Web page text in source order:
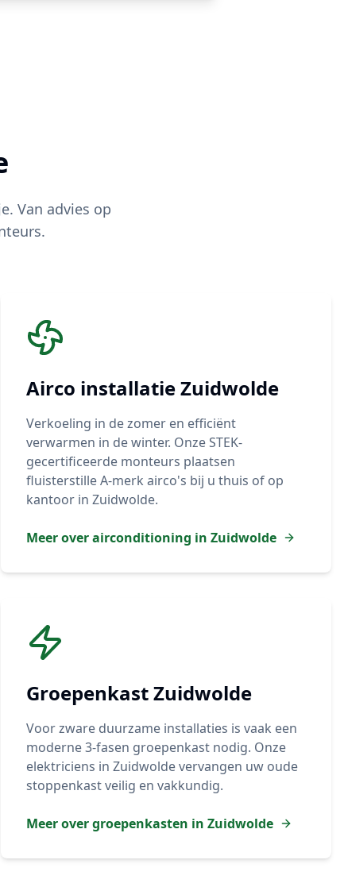
Van advies op
Airco installatieZuidwolde
Verkoeling in de zomer en efficiënt
verwarmen in de winter. Onze STEK-
gecertificeerde monteurs plaatsen
fluisterstille A-merk airco's bij u thuis of op
kantoor in Zuidwolde.
Meer over airconditioning in Zuidwolde
GroepenkastZuidwolde
Voor zware duurzame installaties is vaak een
moderne 3-fasen groepenkast nodig. Onze
elektriciens in Zuidwoldevervangen uw oude
stoppenkast veilig en vakkundig.
Meer over groepenkasten in Zuidwolde